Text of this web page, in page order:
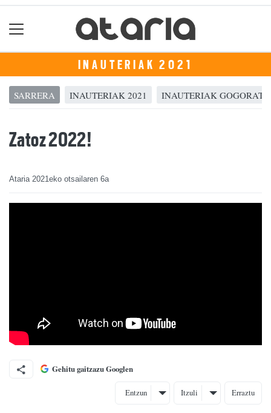
INAUTERIAK 2021
SARRERA INAUTERIAK 2021 INAUTERIAK
Zatoz 2022!
Ataria 2021eko otsailaren 6a
Gehitu gaitzazu Googlen
Entzun Itzuli Erraztu